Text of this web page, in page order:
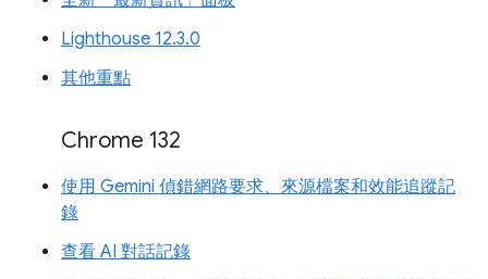
Lighthouse 12.3.0
其他重點
Chrome 132
使用 Gemini 偵錯網路要求、來源檔案和效能追蹤記
錄
查看 AI 對話記錄